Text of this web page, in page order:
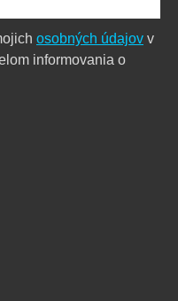
osobných údajov v
informovania o